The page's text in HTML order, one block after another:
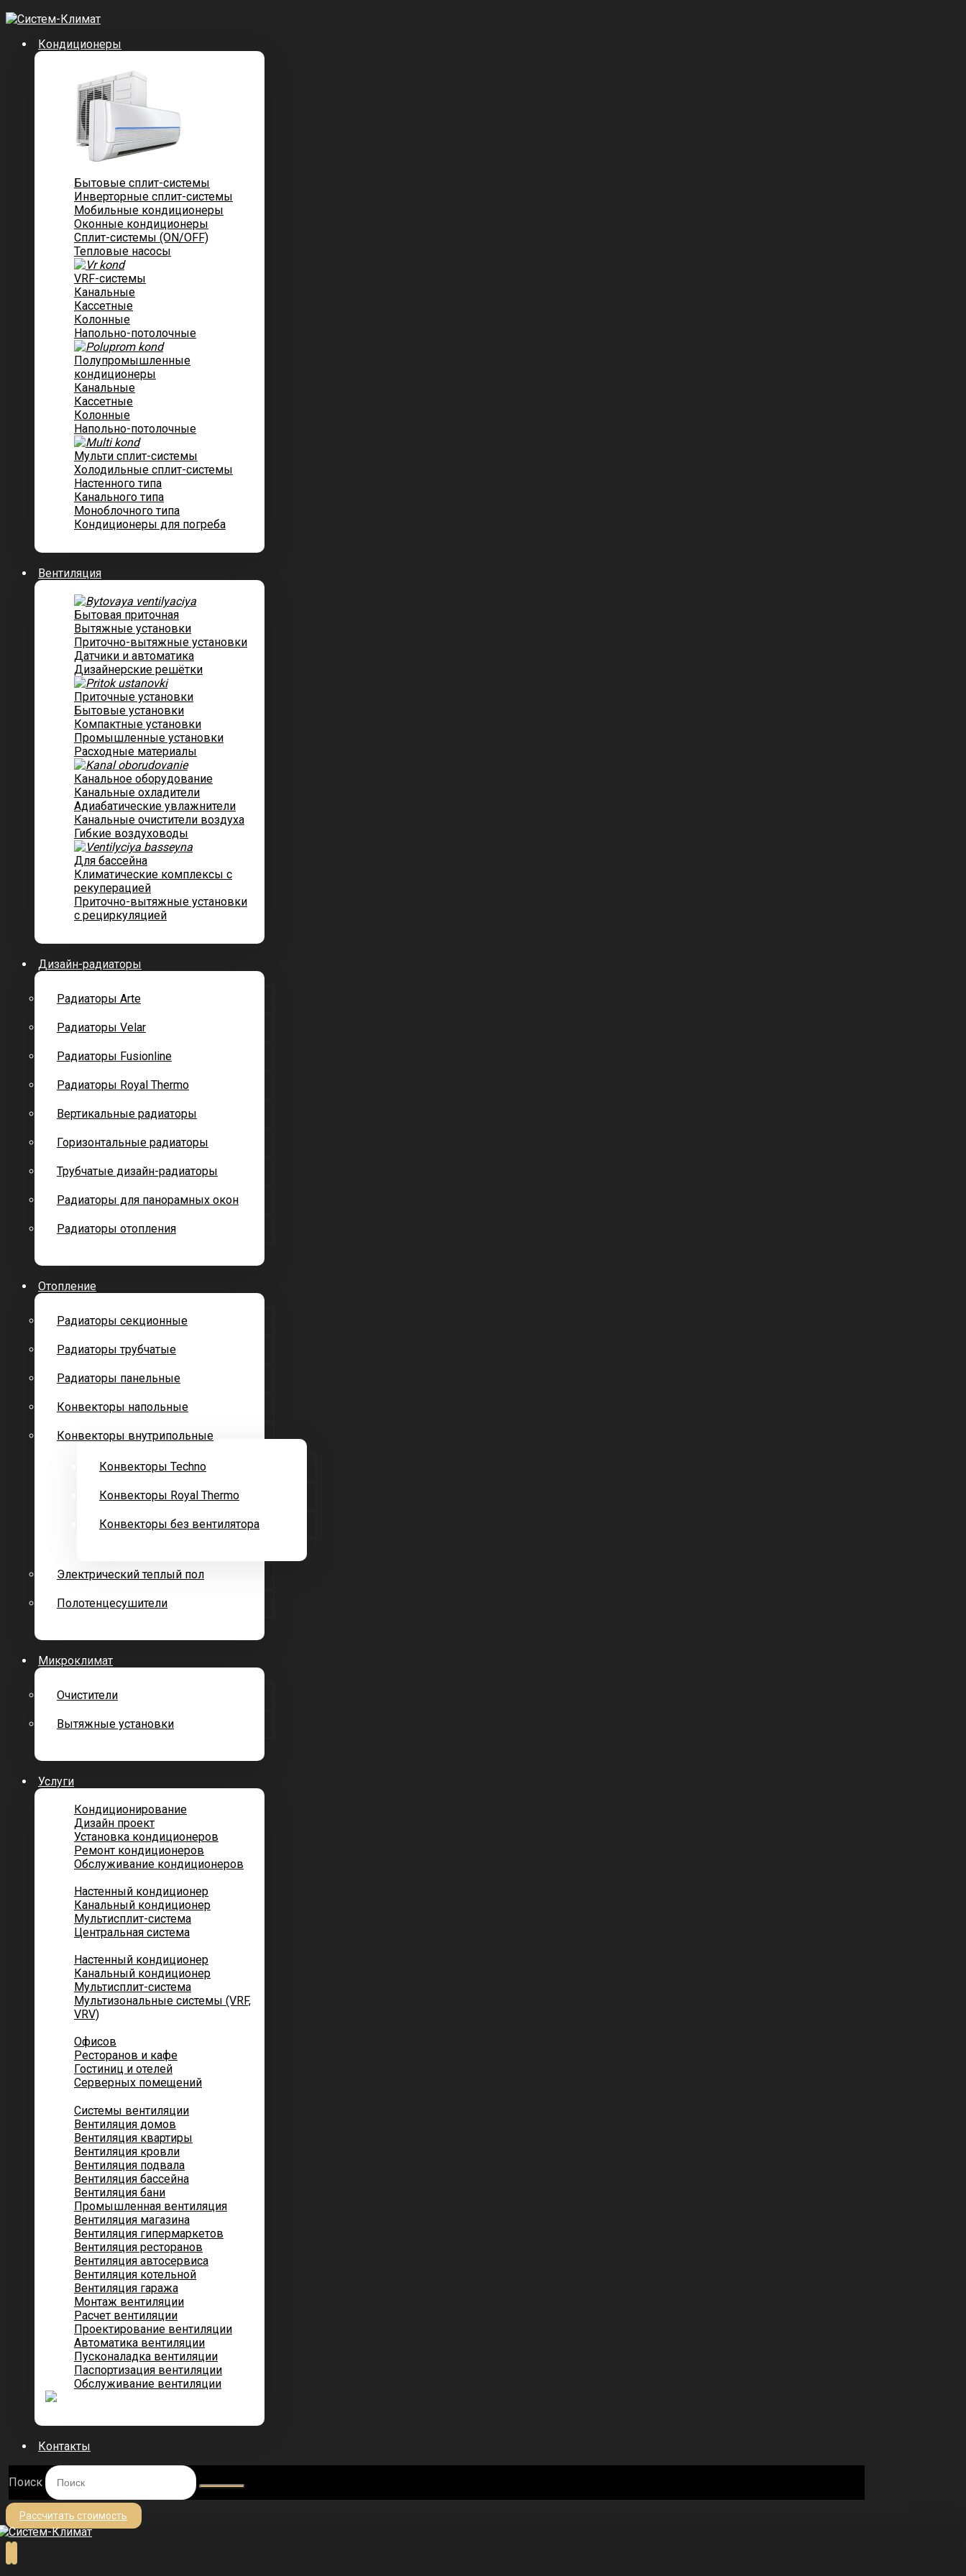
Кондиционеры
Бытовые сплит-системы
Инверторные сплит-системы
Мобильные кондиционеры
Оконные кондиционеры
Сплит-системы (ON/OFF)
Тепловые насосы
VRF-системы
Канальные
Касcетные
Колонные
Напольно-потолочные
Полупромышленные
кондиционеры
Канальные
Кассетные
Колонные
Напольно-потолочные
Мульти сплит-системы
Холодильные сплит-системы
Настенного типа
Канального типа
Моноблочного типа
Кондиционеры для погреба
Вентиляция
Бытовая приточная
Вытяжные установки
Приточно-вытяжные установки
Датчики и автоматика
Дизайнерские решётки
Приточные установки
Бытовые установки
Компактные установки
Промышленные установки
Расходные материалы
Канальное оборудование
Канальные охладители
Адиабатические увлажнители
Канальные очистители воздуха
Гибкие воздуховоды
Для бассейна
Климатические комплексы с
рекуперацией
Приточно-вытяжные установки
с рециркуляцией
Дизайн-радиаторы
Радиаторы Arte
Радиаторы Velar
Радиаторы Fusionline
Радиаторы Royal Thermo
Вертикальные радиаторы
Горизонтальные радиаторы
Трубчатые дизайн-радиаторы
Радиаторы для панорамных окон
Радиаторы отопления
Отопление
Радиаторы секционные
Радиаторы трубчатые
Радиаторы панельные
Конвекторы напольные
Конвекторы внутрипольные
Конвекторы Techno
Конвекторы Royal Thermo
Конвекторы без вентилятора
Электрический теплый пол
Полотенцесушители
Микроклимат
Очистители
Вытяжные установки
Услуги
Кондиционирование
Дизайн проект
Установка кондиционеров
Ремонт кондиционеров
Обслуживание кондиционеров
Настенный кондиционер
Канальный кондиционер
Мультисплит-система
Центральная система
Настенный кондиционер
Канальный кондиционер
Мультисплит-система
Мультизональные системы (VRF,
VRV)
Офисов
Ресторанов и кафе
Гостиниц и отелей
Серверных помещений
Системы вентиляции
Вентиляция домов
Вентиляция квартиры
Вентиляция кровли
Вентиляция подвала
Вентиляция бассейна
Вентиляция бани
Промышленная вентиляция
Вентиляция магазина
Вентиляция гипермаркетов
Вентиляция ресторанов
Вентиляция автосервиса
Вентиляция котельной
Вентиляция гаража
Монтаж вентиляции
Расчет вентиляции
Проектирование вентиляции
Автоматика вентиляции
Пусконаладка вентиляции
Паспортизация вентиляции
Обслуживание вентиляции
Контакты
Поиск
Рассчитать стоимость